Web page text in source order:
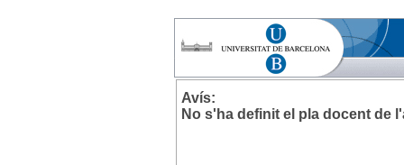
Avís:
No s'ha definit el pla docent de